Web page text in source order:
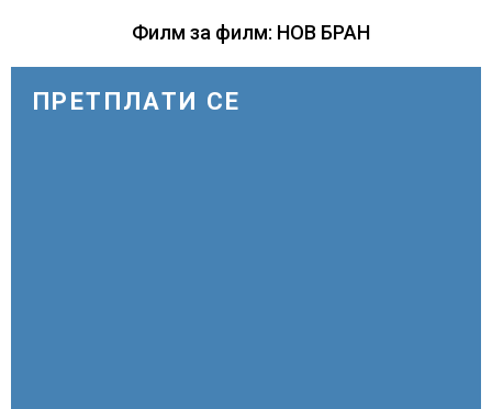
Филм за филм: НОВ БРАН
ПРЕТПЛАТИ СЕ